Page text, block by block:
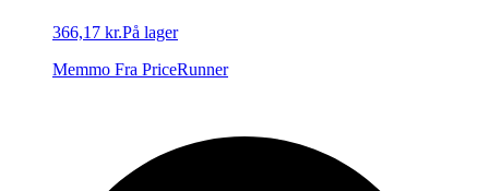
366,17 kr.På lager
Memmo Fra PriceRunner